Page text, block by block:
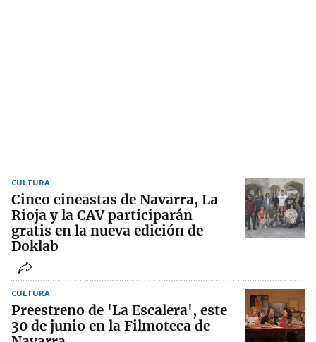
CULTURA
Cinco cineastas de Navarra, La
Rioja y la CAV participarán
gratis en la nueva edición de
Doklab
CULTURA
Preestreno de 'La Escalera', este
30 de junio en la Filmoteca de